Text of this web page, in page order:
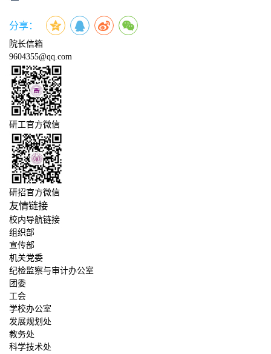
分享：
院长信箱
9604355@qq.com
研工官方微信
研招官方微信
友情链接
校内导航链接
组织部
宣传部
机关党委
纪检监察与审计办公室
团委
工会
学校办公室
发展规划处
教务处
科学技术处